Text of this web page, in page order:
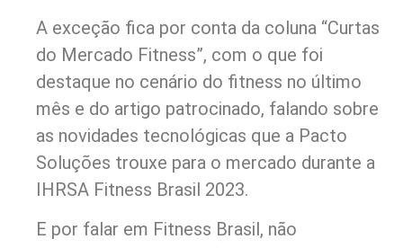
A exceção fica por conta da coluna “Curtas
do Mercado Fitness”, com o que foi
destaque no cenário do fitness no último
mês e do artigo patrocinado, falando sobre
as novidades tecnológicas que a Pacto
Soluções trouxe para o mercado durante a
IHRSA Fitness Brasil 2023.
E por falar em Fitness Brasil, não